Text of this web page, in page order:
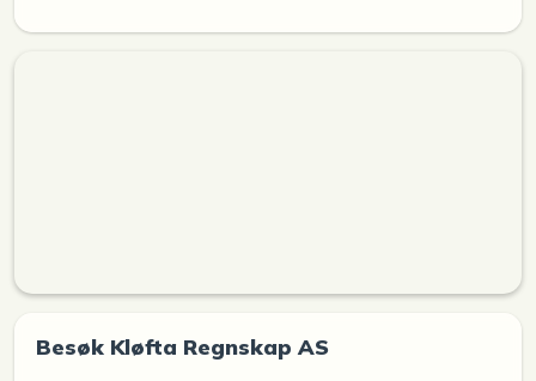
Besøk Kløfta Regnskap AS